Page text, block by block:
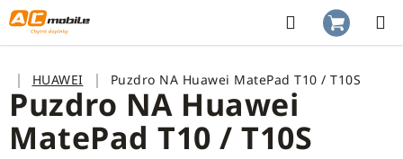
Prejsť
na
obsah
Hľadať
KOŠÍK
DomovHUAWEI Puzdro NA Huawei MatePad T10 / T10S
Puzdro NA Huawei
MatePad T10 / T10S